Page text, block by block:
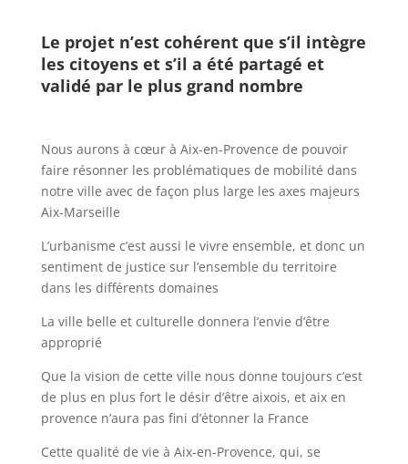
Le projet n’est cohérent que s’il intègre
les citoyens et s’il a été partagé et
validé par le plus grand nombre
Nous aurons à cœur à Aix-en-Provence de pouvoir
faire résonner les problématiques de mobilité dans
notre ville avec de façon plus large les axes majeurs
Aix-Marseille
L’urbanisme c’est aussi le vivre ensemble, et donc un
sentiment de justice sur l’ensemble du territoire
dans les différents domaines
La ville belle et culturelle donnera l’envie d’être
approprié
Que la vision de cette ville nous donne toujours c’est
de plus en plus fort le désir d’être aixois, et aix en
provence n’aura pas fini d’étonner la France
Cette qualité de vie à Aix-en-Provence, qui, se